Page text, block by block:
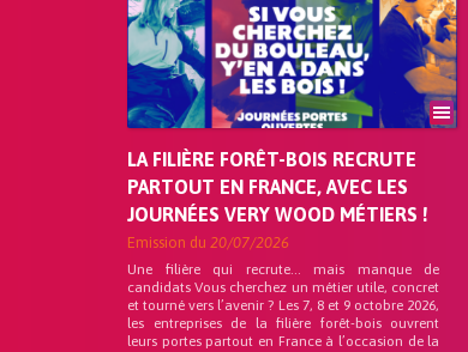
LA FILIÈRE FORÊT-BOIS RECRUTE
PARTOUT EN FRANCE, AVEC LES
JOURNÉES VERY WOOD MÉTIERS !
Emission du 20/07/2026
Une filière qui recrute… mais manque de
candidats Vous cherchez un métier utile, concret
et tourné vers l’avenir ? Les 7, 8 et 9 octobre 2026,
les entreprises de la filière forêt-bois ouvrent
leurs portes partout en France à l’occasion de la